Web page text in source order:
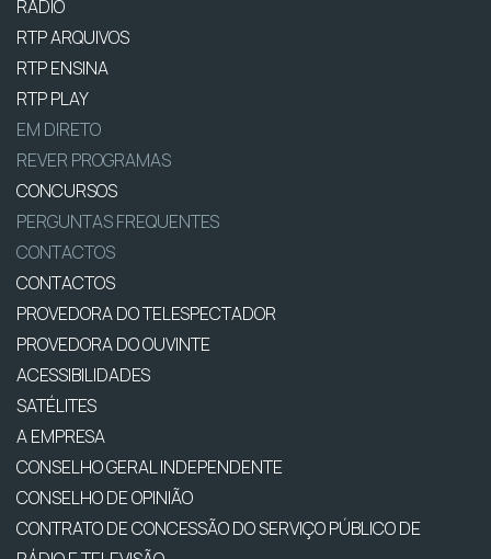
RÁDIO
RTP ARQUIVOS
RTP ENSINA
RTP PLAY
EM DIRETO
REVER PROGRAMAS
CONCURSOS
PERGUNTAS FREQUENTES
CONTACTOS
CONTACTOS
PROVEDORA DO TELESPECTADOR
PROVEDORA DO OUVINTE
ACESSIBILIDADES
SATÉLITES
A EMPRESA
CONSELHO GERAL INDEPENDENTE
CONSELHO DE OPINIÃO
CONTRATO DE CONCESSÃO DO SERVIÇO PÚBLICO DE